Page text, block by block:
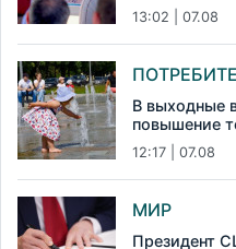
13:02 | 07.08
В выходные
повышение
12:17 | 07.08
МИР
Президент